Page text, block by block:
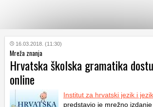
KATEGORIJE
HRVATSKI
WEB
16.03.2018. (11:30)
Mreža znanja
Hrvatska školska gramatika
online
Institut za hrvatski jezik i
predstavio je mrežno